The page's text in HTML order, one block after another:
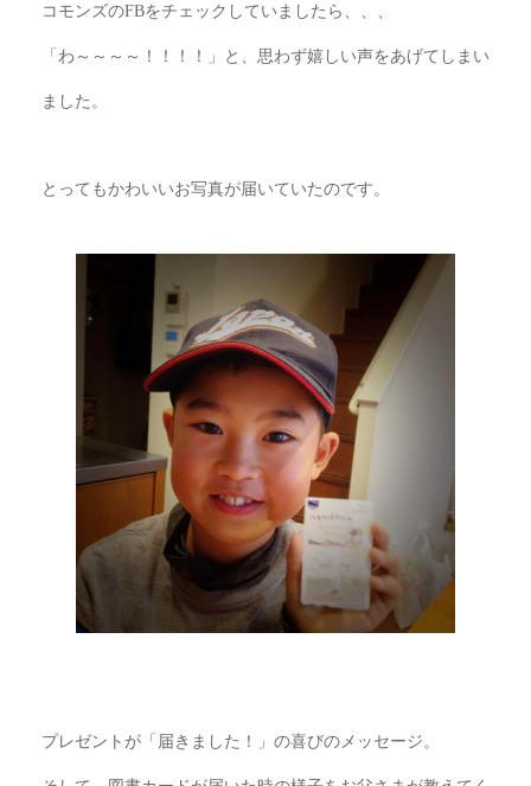
コモンズのFBをチェックしていましたら、、、
「わ～～～～！！！！」と、思わず嬉しい声をあげてしまい
ました。
とってもかわいいお写真が届いていたのです。
プレゼントが「届きました！」の喜びのメッセージ。